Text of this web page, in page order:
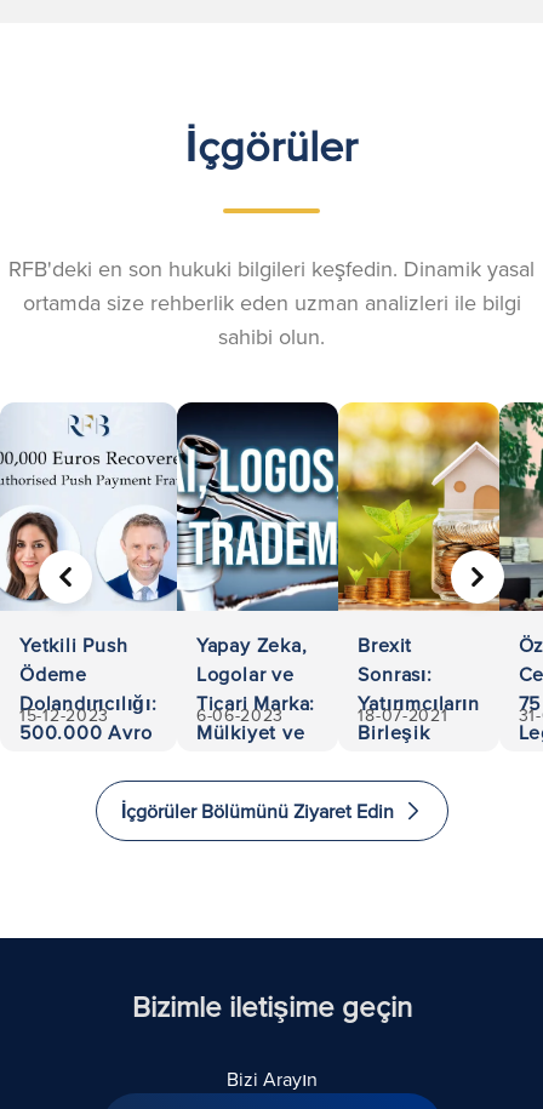
İçgörüler
RFB'deki en son hukuki bilgileri keşfedin. Dinamik yasal
ortamda size rehberlik eden uzman analizleri ile bilgi
sahibi olun.
Yetkili Push
Ödeme
Dolandırıcılığı:
500.000 Avro
15-12-2023
Yapay Zeka,
Logolar ve
Ticari Marka:
Mülkiyet ve
Gezinme
6-06-2023
Brexit
Sonrası:
Yatırımcıların
Birleşik
Yatırım
Yapması ve
Göç Etmesi
18-07-2021
ÖNCEKI
İçgörüler Bölümünü Ziyaret Edin
Bizimle iletişime geçin
Bizi Arayın